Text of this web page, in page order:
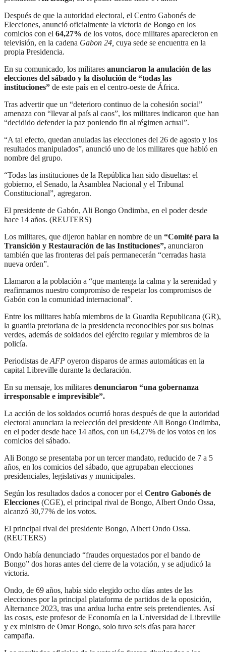
Después de que la autoridad electoral, el Centro Gabonés de
Elecciones, anunció oficialmente la victoria de Bongo en los
comicios con el 64,27% de los votos, doce militares aparecieron en
televisión, en la cadena Gabon 24, cuya sede se encuentra en la
propia Presidencia.
En su comunicado, los militares anunciaron la anulación de las
elecciones del sábado y la disolución de “todas las
instituciones” de este país en el centro-oeste de África.
Tras advertir que un “deterioro continuo de la cohesión social”
amenaza con “llevar al país al caos”, los militares indicaron que han
“decidido defender la paz poniendo fin al régimen actual”.
“A tal efecto, quedan anuladas las elecciones del 26 de agosto y los
resultados manipulados”, anunció uno de los militares que habló en
nombre del grupo.
“Todas las instituciones de la República han sido disueltas: el
gobierno, el Senado, la Asamblea Nacional y el Tribunal
Constitucional”, agregaron.
El presidente de Gabón, Ali Bongo Ondimba, en el poder desde
hace 14 años. (REUTERS)
Los militares, que dijeron hablar en nombre de un “Comité para la
Transición y Restauración de las Instituciones”, anunciaron
también que las fronteras del país permanecerán “cerradas hasta
nueva orden”.
Llamaron a la población a “que mantenga la calma y la serenidad y
reafirmamos nuestro compromiso de respetar los compromisos de
Gabón con la comunidad internacional”.
Entre los militares había miembros de la Guardia Republicana (GR),
la guardia pretoriana de la presidencia reconocibles por sus boinas
verdes, además de soldados del ejército regular y miembros de la
policía.
Periodistas de AFP oyeron disparos de armas automáticas en la
capital Libreville durante la declaración.
En su mensaje, los militares denunciaron “una gobernanza
irresponsable e imprevisible”.
La acción de los soldados ocurrió horas después de que la autoridad
electoral anunciara la reelección del presidente Ali Bongo Ondimba,
en el poder desde hace 14 años, con un 64,27% de los votos en los
comicios del sábado.
Ali Bongo se presentaba por un tercer mandato, reducido de 7 a 5
años, en los comicios del sábado, que agrupaban elecciones
presidenciales, legislativas y municipales.
Según los resultados dados a conocer por el Centro Gabonés de
Elecciones (CGE), el principal rival de Bongo, Albert Ondo Ossa,
alcanzó 30,77% de los votos.
El principal rival del presidente Bongo, Albert Ondo Ossa.
(REUTERS)
Ondo había denunciado “fraudes orquestados por el bando de
Bongo” dos horas antes del cierre de la votación, y se adjudicó la
victoria.
Ondo, de 69 años, había sido elegido ocho días antes de las
elecciones por la principal plataforma de partidos de la oposición,
Alternance 2023, tras una ardua lucha entre seis pretendientes. Así
las cosas, este profesor de Economía en la Universidad de Libreville
y ex ministro de Omar Bongo, solo tuvo seis días para hacer
campaña.